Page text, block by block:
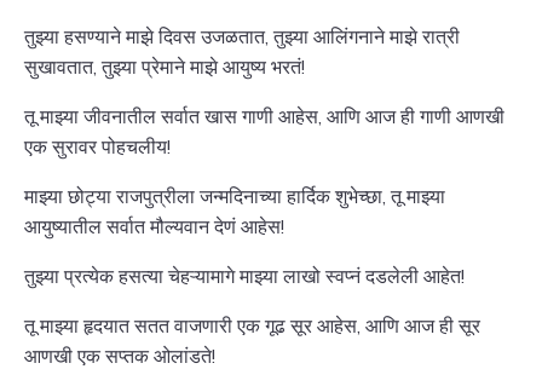
तुझ्या हसण्याने माझे दिवस उजळतात, तुझ्या आलिंगनाने माझे रात्री
सुखावतात, तुझ्या प्रेमाने माझे आयुष्य भरतं!
तू माझ्या जीवनातील सर्वात खास गाणी आहेस, आणि आज ही गाणी आणखी
एक सुरावर पोहचलीय!
माझ्या छोट्या राजपुत्रीला जन्मदिनाच्या हार्दिक शुभेच्छा, तू माझ्या
आयुष्यातील सर्वात मौल्यवान देणं आहेस!
तुझ्या प्रत्येक हसत्या चेहऱ्यामागे माझ्या लाखो स्वप्नं दडलेली आहेत!
तू माझ्या हृदयात सतत वाजणारी एक गूढ सूर आहेस, आणि आज ही सूर
आणखी एक सप्तक ओलांडते!